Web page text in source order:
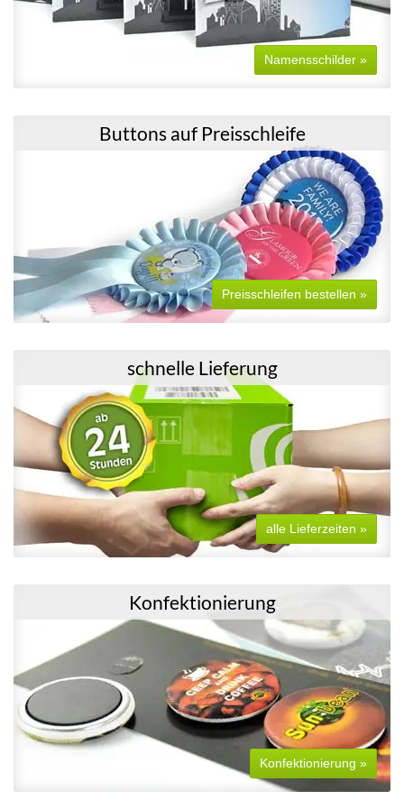
Namensschilder »
Buttons auf Preisschleife
Preisschleifen bestellen »
schnelle Lieferung
alle Lieferzeiten »
Konfektionierung
Konfektionierung »